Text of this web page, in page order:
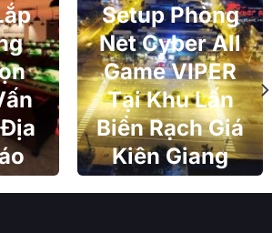
Setup Phòng
Net Cyber All
Game VIPER
Tại Khu Lấn
Biển Rạch Giá
Kiên Giang